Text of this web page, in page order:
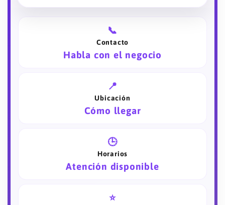
📞
Contacto
Habla con el negocio
📍
Ubicación
Cómo llegar
🕒
Horarios
Atención disponible
⭐